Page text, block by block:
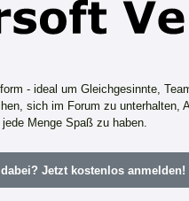
- ideal um Gleichgesinnte,
sich im Forum zu unterhalten,
Menge Spaß zu haben.
Jetzt kostenlos anmelden!